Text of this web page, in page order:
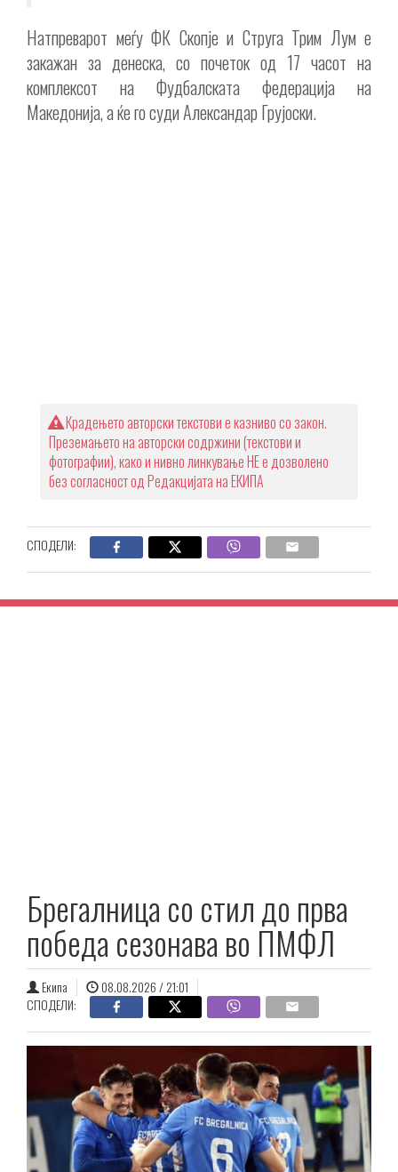
Натпреварот меѓу ФК Скопје и Струга Трим Лум е
закажан за денеска, со почеток од 17 часот на
комплексот на Фудбалската федерација на
Македонија, а ќе го суди Александар Грујоски.
Крадењето авторски текстови е казниво со закон.
Преземањето на авторски содржини (текстови и
фотографии), како и нивно линкување НЕ е дозволено
без согласност од Редакцијата на ЕКИПА
СПОДЕЛИ:
Брегалница со стил до прва
победа сезонава во ПМФЛ
Екипа
08.08.2026 / 21:01
СПОДЕЛИ: